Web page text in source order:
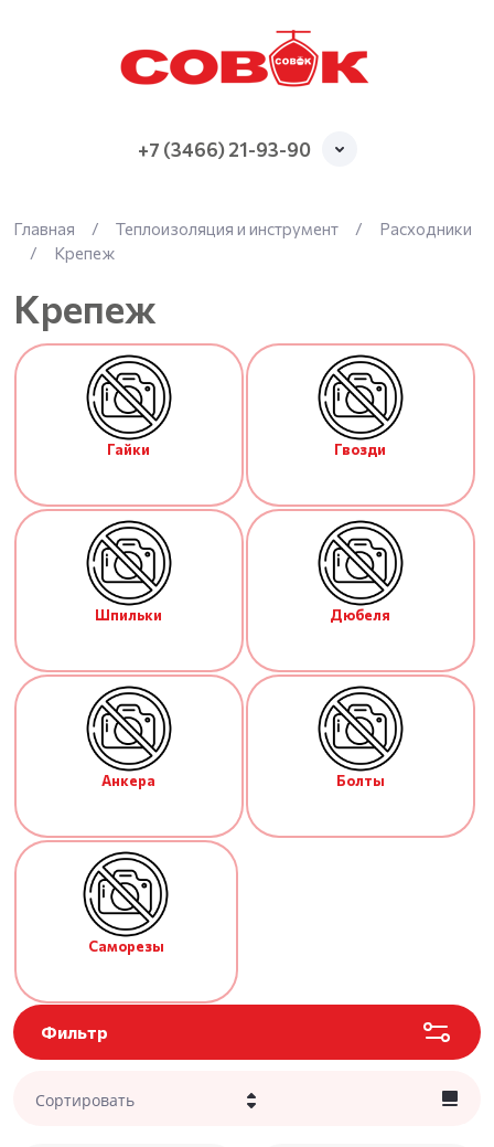
+7 (3466) 21-93-90
Главная / Теплоизоляция и инструмент /
Расходники
/
Крепеж
Крепеж
Гайки Гвозди
Шпильки Дюбеля
Анкера Болты
Саморезы
Фильтр
Сортировать